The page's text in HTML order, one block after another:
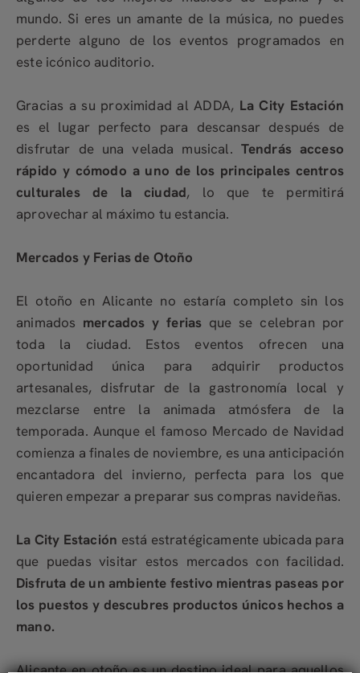
mundo. Si eres un amante de la música, no puedes
perderte alguno de los eventos programados en
este icónico auditorio.
Gracias a su proximidad al ADDA, La City Estación
es el lugar perfecto para descansar después de
disfrutar de una velada musical. Tendrás acceso
rápido y cómodo a uno de los principales centros
culturales de la ciudad, lo que te permitirá
aprovechar al máximo tu estancia.
Mercados y Ferias de Otoño
El otoño en Alicante no estaría completo sin los
animados mercados y ferias que se celebran por
toda la ciudad. Estos eventos ofrecen una
oportunidad única para adquirir productos
artesanales, disfrutar de la gastronomía local y
mezclarse entre la animada atmósfera de la
temporada. Aunque el famoso Mercado de Navidad
comienza a finales de noviembre, es una anticipación
encantadora del invierno, perfecta para los que
quieren empezar a preparar sus compras navideñas.
La City Estación está estratégicamente ubicada para
que puedas visitar estos mercados con facilidad.
Disfruta de un ambiente festivo mientras paseas por
los puestos y descubres productos únicos hechos a
mano.